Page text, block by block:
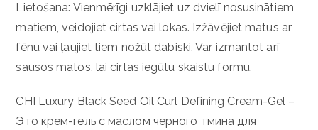
Lietošana: Vienmērīgi uzklājiet uz dvielī nosusinātiem
matiem, veidojiet cirtas vai lokas. Izžāvējiet matus ar
fēnu vai ļaujiet tiem nožūt dabiski. Var izmantot arī
sausos matos, lai cirtas iegūtu skaistu formu.
CHI Luxury Black Seed Oil Curl Defining Cream-Gel –
Это крем-гель с маслом черного тмина для